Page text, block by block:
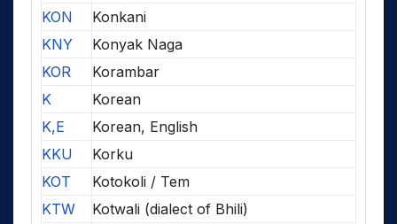
KON
Konkani
KNY
Konyak Naga
KOR
Korambar
K
Korean
K,E
Korean, English
KKU
Korku
KOT
Kotokoli / Tem
KTW
Kotwali (dialect of Bhili)